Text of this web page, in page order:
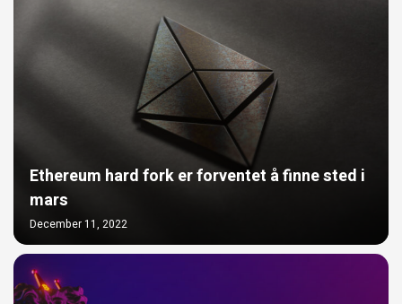
Ethereum hard fork er forventet å finne sted i
mars
December 11, 2022